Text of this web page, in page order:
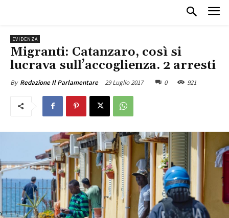
EVIDENZA
Migranti: Catanzaro, così si
lucrava sull’accoglienza. 2 arresti
By Redazione Il Parlamentare 29 Luglio 2017 0 921